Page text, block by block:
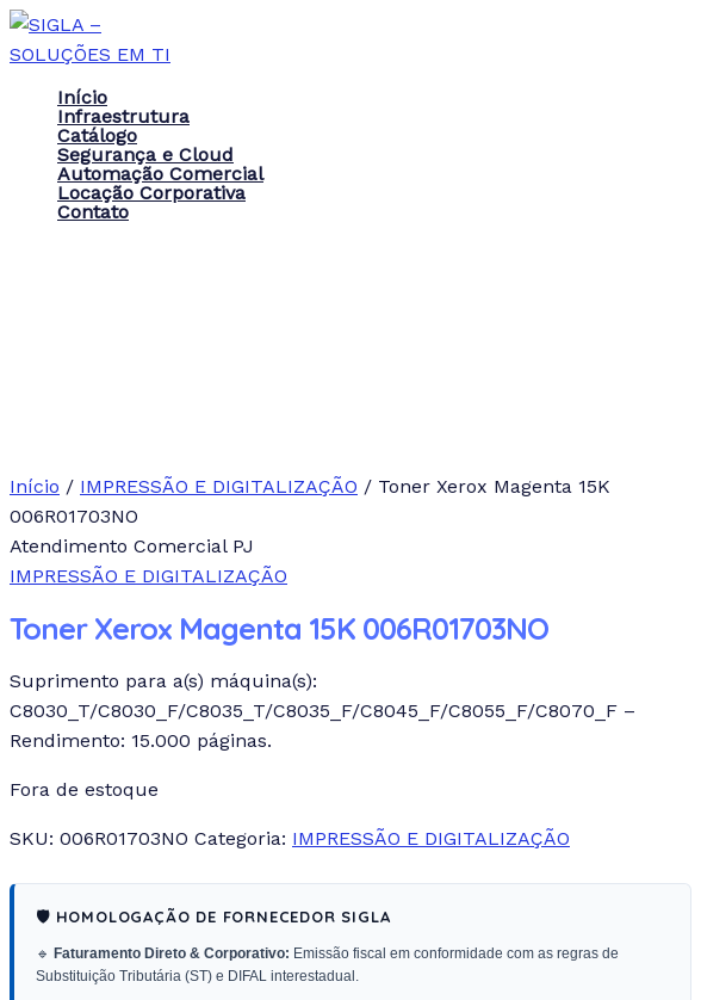
Ir
para
conteúdo
Início
Infraestrutura
Catálogo
Segurança e Cloud
Automação Comercial
Locação Corporativa
Contato
Início / IMPRESSÃO E DIGITALIZAÇÃO / Toner Xerox Magenta 15K
006R01703NO
Atendimento Comercial PJ
IMPRESSÃO E DIGITALIZAÇÃO
Toner Xerox Magenta 15K 006R01703NO
Suprimento para a(s) máquina(s):
C8030_T/C8030_F/C8035_T/C8035_F/C8045_F/C8055_F/C8070_F –
Rendimento: 15.000 páginas.
Fora de estoque
SKU: 006R01703NO Categoria: IMPRESSÃO E DIGITALIZAÇÃO
🛡️ HOMOLOGAÇÃO DE FORNECEDOR SIGLA
🔹 Faturamento Direto & Corporativo: Emissão fiscal em conformidade com as regras de
Substituição Tributária (ST) e DIFAL interestadual.